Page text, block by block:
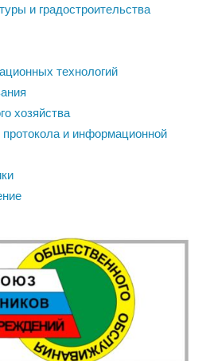
и градостроительства
технологий
хозяйства
и информационной